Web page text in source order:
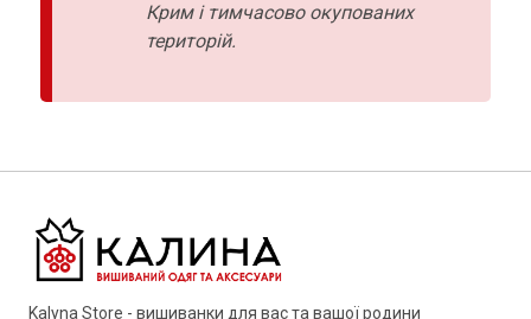
Крим і тимчасово окупованих
територій.
Kalyna Store - вишиванки для вас та вашої родини